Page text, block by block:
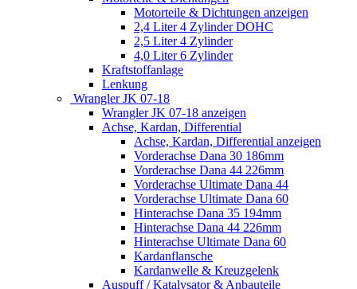
Motorteile & Dichtungen anzeigen
2,4 Liter 4 Zylinder DOHC
2,5 Liter 4 Zylinder
4,0 Liter 6 Zylinder
Kraftstoffanlage
Lenkung
Wrangler JK 07-18
Wrangler JK 07-18 anzeigen
Achse, Kardan, Differential
Achse, Kardan, Differential anzeigen
Vorderachse Dana 30 186mm
Vorderachse Dana 44 226mm
Vorderachse Ultimate Dana 44
Vorderachse Ultimate Dana 60
Hinterachse Dana 35 194mm
Hinterachse Dana 44 226mm
Hinterachse Ultimate Dana 60
Kardanflansche
Kardanwelle & Kreuzgelenk
Auspuff / Katalysator & Anbauteile